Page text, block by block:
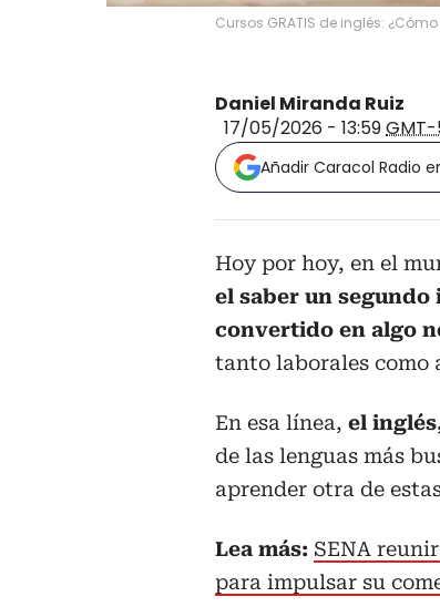
Cursos GRATIS de inglés:
Daniel Miranda Ruiz
17/05/2026 - 13:59
Añadir Caracol Radio
Hoy por hoy, en el
el saber un segundo
convertido en algo
tanto laborales como
En esa línea, el
de las lenguas más
aprender otra de
Lea más: SENA
para impulsar su